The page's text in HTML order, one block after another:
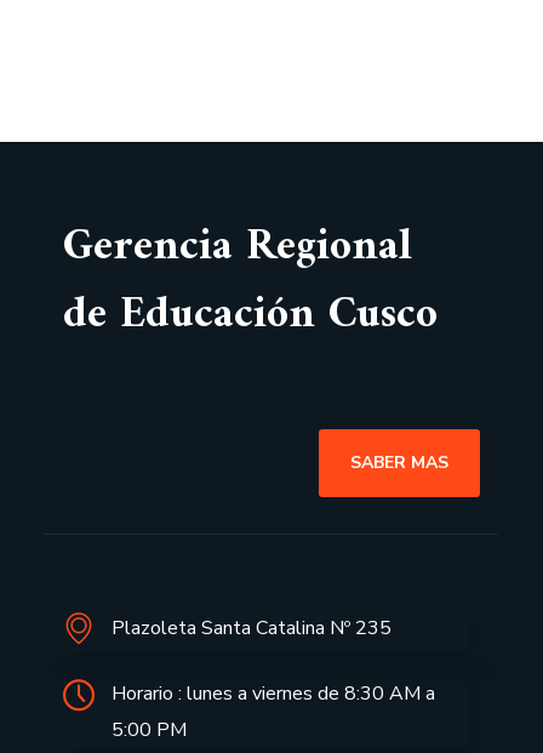
Gerencia Regional
de Educación Cusco
SABER MAS
Plazoleta Santa Catalina Nº 235
Horario : lunes a viernes de 8:30 AM a
5:00 PM